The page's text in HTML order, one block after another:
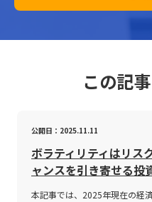
この記
公開日：2025.11.11
ボラティリティはリス
ャンスを引き寄せる投
本記事では、2025年現在の経